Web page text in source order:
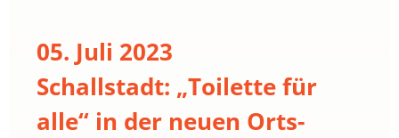
05. Juli 2023
Schallstadt: „Toilette für
alle“ in der neuen Orts-